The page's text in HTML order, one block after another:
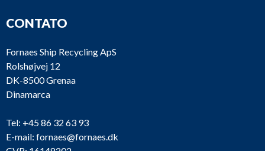
CONTATO
Fornaes Ship Recycling ApS
Rolshøjvej 12
DK-8500 Grenaa
Dinamarca
Tel: +45 86 32 63 93
E-mail: fornaes@fornaes.dk